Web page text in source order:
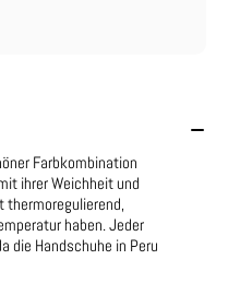
Farbkombination
ihrer Weichheit und
thermoregulierend,
haben. Jeder
die Handschuhe in Peru